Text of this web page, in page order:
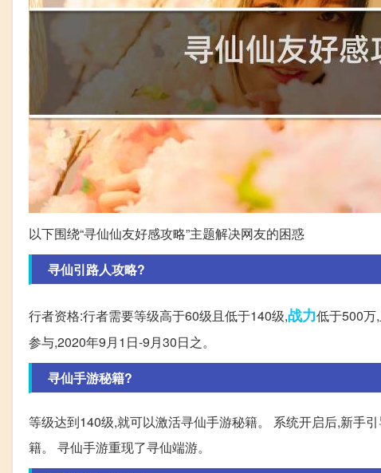
以下围绕“寻仙仙友好感攻略”主题解决网友的困惑
寻仙引路人攻略?
行者资格:行者需要等级高于60级且低于140级,战力低于500万
参与,2020年9月1日-9月30日之。
寻仙手游秘籍?
等级达到140级,就可以激活寻仙手游秘籍。 系统开启后,新手
籍。 寻仙手游重现了寻仙端游。